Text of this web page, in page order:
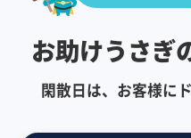
お助けうさぎ
閑散日は、お客様に